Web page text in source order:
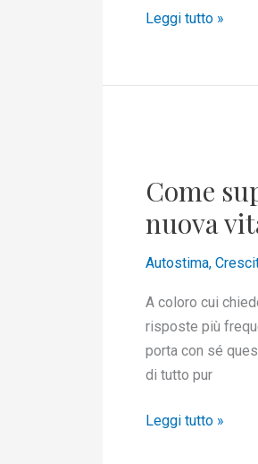
Leggi tutto »
Come
nuova
Autostima,
A coloro cui
risposte più
porta con sé
di tutto pur
la
dell’abbandono
e
a
nuova
vita
Leggi tutto »